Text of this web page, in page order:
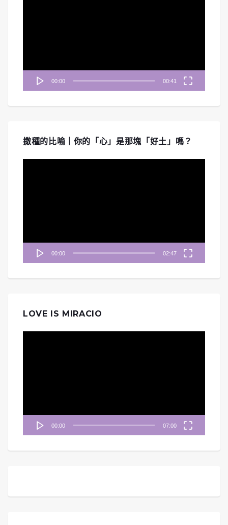
00:00 00:41
撒種的比喻｜你的「心」是那塊「好土」嗎？
00:00 02:47
LOVE IS MIRACIO
00:00 07:00